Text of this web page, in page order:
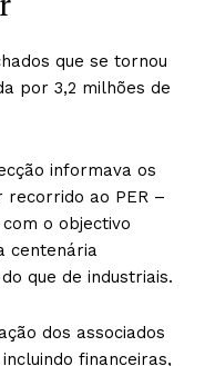
que se tornou
por 3,2 milhões de
informava os
recorrido ao PER –
o objectivo
centenária
que de industriais.
dos associados
financeiras,